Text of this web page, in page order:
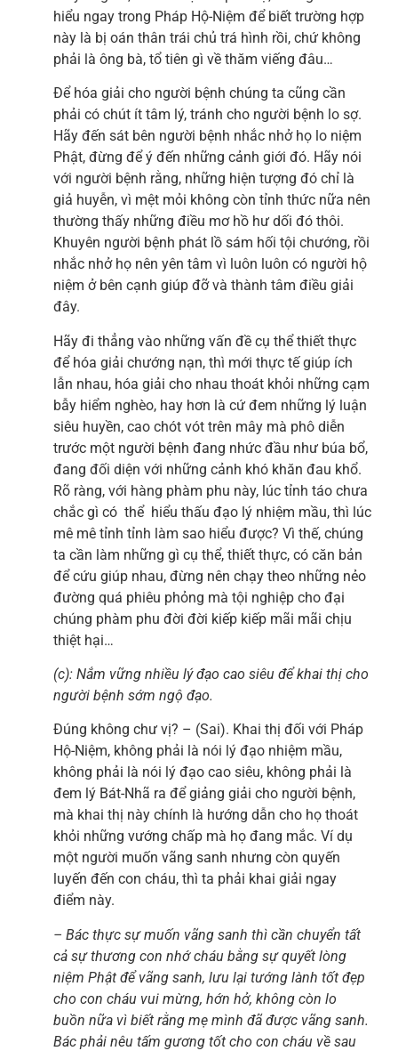
hiểu ngay trong Pháp Hộ-Niệm để biết trường hợp
này là bị oán thân trái chủ trá hình rồi, chứ không
phải là ông bà, tổ tiên gì về thăm viếng đâu…
Để hóa giải cho người bệnh chúng ta cũng cần
phải có chút ít tâm lý, tránh cho người bệnh lo sợ.
Hãy đến sát bên người bệnh nhắc nhở họ lo niệm
Phật, đừng để ý đến những cảnh giới đó. Hãy nói
với người bệnh rằng, những hiện tượng đó chỉ là
giả huyễn, vì mệt mỏi không còn tỉnh thức nữa nên
thường thấy những điều mơ hồ hư dối đó thôi.
Khuyên người bệnh phát lồ sám hối tội chướng, rồi
nhắc nhở họ nên yên tâm vì luôn luôn có người hộ
niệm ở bên cạnh giúp đỡ và thành tâm điều giải
đây.
Hãy đi thẳng vào những vấn đề cụ thể thiết thực
để hóa giải chướng nạn, thì mới thực tế giúp ích
lẫn nhau, hóa giải cho nhau thoát khỏi những cạm
bẫy hiểm nghèo, hay hơn là cứ đem những lý luận
siêu huyền, cao chót vót trên mây mà phô diễn
trước một người bệnh đang nhức đầu như búa bổ,
đang đối diện với những cảnh khó khăn đau khổ.
Rõ ràng, với hàng phàm phu này, lúc tỉnh táo chưa
chắc gì có thể hiểu thấu đạo lý nhiệm mầu, thì lúc
mê mê tỉnh tỉnh làm sao hiểu được? Vì thế, chúng
ta cần làm những gì cụ thể, thiết thực, có căn bản
để cứu giúp nhau, đừng nên chạy theo những nẻo
đường quá phiêu phỏng mà tội nghiệp cho đại
chúng phàm phu đời đời kiếp kiếp mãi mãi chịu
thiệt hại…
(c): Nắm vững nhiều lý đạo cao siêu để khai thị cho
người bệnh sớm ngộ đạo.
Đúng không chư vị? – (Sai). Khai thị đối với Pháp
Hộ-Niệm, không phải là nói lý đạo nhiệm mầu,
không phải là nói lý đạo cao siêu, không phải là
đem lý Bát-Nhã ra để giảng giải cho người bệnh,
mà khai thị này chính là hướng dẫn cho họ thoát
khỏi những vướng chấp mà họ đang mắc. Ví dụ
một người muốn vãng sanh nhưng còn quyến
luyến đến con cháu, thì ta phải khai giải ngay
điểm này.
– Bác thực sự muốn vãng sanh thì cần chuyển tất
cả sự thương con nhớ cháu bằng sự quyết lòng
niệm Phật để vãng sanh, lưu lại tướng lành tốt đẹp
cho con cháu vui mừng, hớn hở, không còn lo
buồn nữa vì biết rằng mẹ mình đã được vãng sanh.
Bác phải nêu tấm gương tốt cho con cháu về sau